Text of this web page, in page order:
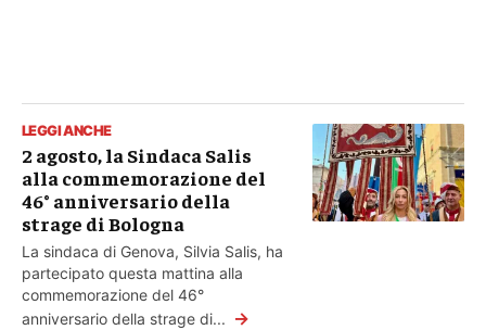
LEGGI ANCHE
2 agosto, la Sindaca Salis
alla commemorazione del
46° anniversario della
strage di Bologna
La sindaca di Genova, Silvia Salis, ha
partecipato questa mattina alla
commemorazione del 46°
anniversario della strage di... →